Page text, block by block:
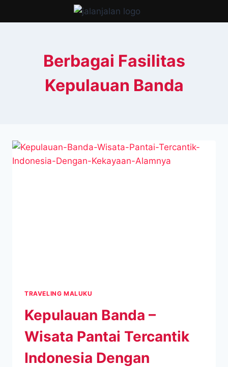
to
Berbagai Fasilitas
Kepulauan Banda
TRAVELING MALUKU
Kepulauan Banda –
Wisata Pantai Tercantik
Indonesia Dengan